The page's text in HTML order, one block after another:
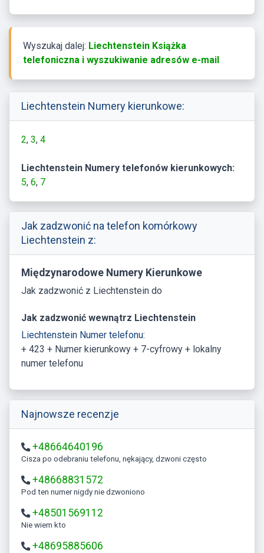
Wyszukaj dalej: Liechtenstein Książka
telefoniczna i wyszukiwanie adresów e-mail
Liechtenstein Numery kierunkowe:
2 3 4
Liechtenstein Numery telefonów kierunkowych:
5 6 7
Jak zadzwonić na telefon komórkowy
Liechtenstein z:
Międzynarodowe Numery Kierunkowe
Jak zadzwonić z Liechtenstein do
Jak zadzwonić wewnątrz Liechtenstein
Liechtenstein Numer telefonu:
+ 423 + Numer kierunkowy + 7-cyfrowy + lokalny
numer telefonu
Najnowsze recenzje
+48664640196
Cisza po odebraniu telefonu, nękający, dzwoni często
+48668831572
Pod ten numer nigdy nie dzwoniono
+48501569112
Nie wiem kto
+48695885606